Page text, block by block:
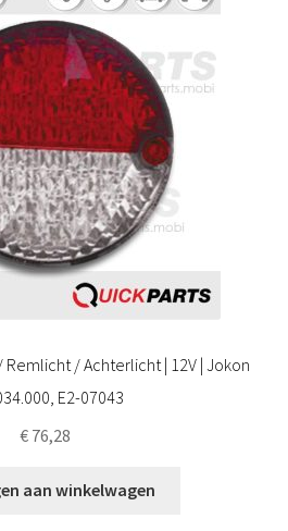
Remlicht / Achterlicht | 12V | Jokon
E2-07043
€76,28
aan winkelwagen